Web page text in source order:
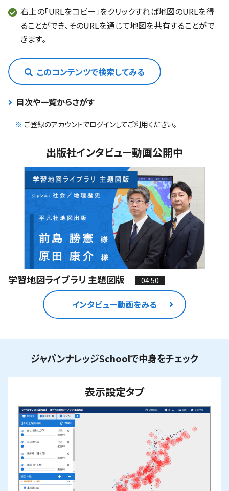
右上の「URLをコピー」をクリックすれば地図のURLを得
ることができ、そのURLを通じて地図を共有することがで
きます。
このコンテンツで検索してみる
目次や一覧からさがす
※ ご登録のアカウントでログインしてご利用ください。
出版社インタビュー動画公開中
学習地図ライブラリ 主題図版 04:50
インタビュー動画をみる
ジャパンナレッジSchoolで中身をチェック
表示設定タブ